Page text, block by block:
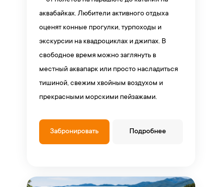
аквабайках. Любители активного отдыха
оценят конные прогулки, турпоходы и
экскурсии на квадроциклах и джипах. В
свободное время можно заглянуть в
местный аквапарк или просто насладиться
тишиной, свежим хвойным воздухом и
прекрасными морскими пейзажами.
Забронировать Подробнее